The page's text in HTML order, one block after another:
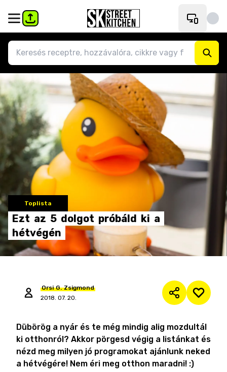
Toplista
Ezt az 5 dolgot próbáld ki a
hétvégén
Orsi G. Zsigmond
2018. 07. 20.
Dübörög a nyár és te még mindig alig mozdultál
ki otthonról? Akkor pörgesd végig a listánkat és
nézd meg milyen jó programokat ajánlunk neked
a hétvégére! Nem éri meg otthon maradni! :)